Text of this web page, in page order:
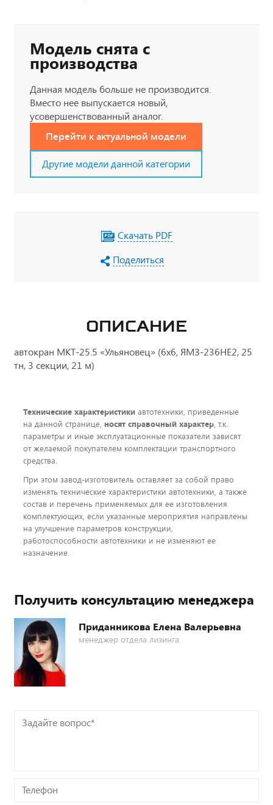
Модель снята с
производства
Данная модель больше не производится.
Вместо нее выпускается новый,
усовершенствованный аналог.
Перейти к актуальной модели
Другие модели данной категории
Скачать PDF
Поделиться
ОПИСАНИЕ
автокран МКТ-25.5 «Ульяновец» (6х6, ЯМЗ-236НЕ2, 25
тн, 3 секции, 21 м)
Технические характеристики автотехники, приведенные
на данной странице, носят справочный характер, т.к.
параметры и иные эксплуатационные показатели зависят
от желаемой покупателем комплектации транспортного
средства.
При этом завод-изготовитель оставляет за собой право
изменять технические характеристики автотехники, а также
состав и перечень применяемых для ее изготовления
комплектующих, если указанные мероприятия направлены
на улучшение параметров конструкции,
работоспособности автотехники и не изменяют ее
назначение.
Получить консультацию менеджера
Приданникова Елена Валерьевна
менеджер отдела лизинга
Задайте
вопрос*
Телефон